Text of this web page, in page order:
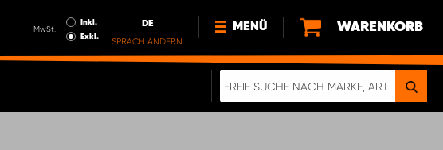
MwSt.
Inkl.
Exkl.
DE
SPRACH ÄNDERN
MENÜ
NEWS
WARENKORB